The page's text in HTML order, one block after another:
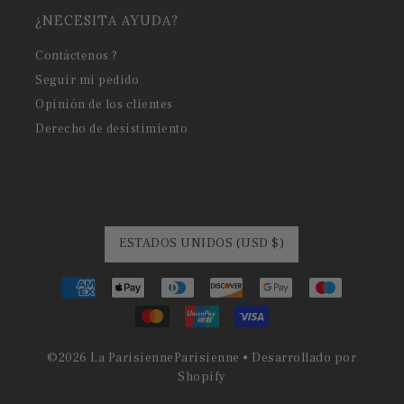
¿NECESITA AYUDA?
Contáctenos ?
Seguir mi pedido
Opinión de los clientes
Derecho de desistimiento
ESTADOS UNIDOS (USD $)
©2026 La ParisienneParisienne • Desarrollado por
Shopify